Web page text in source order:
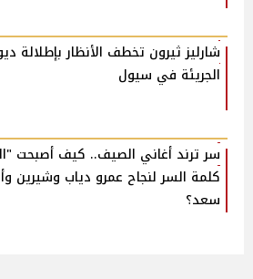
شارليز ثيرون تخطف الأنظار بإطلالة
الجريئة في سيول
سر ترند أغاني الصيف.. كيف أصبحت
كلمة السر لنجاح عمرو دياب وشيرين
سعد؟